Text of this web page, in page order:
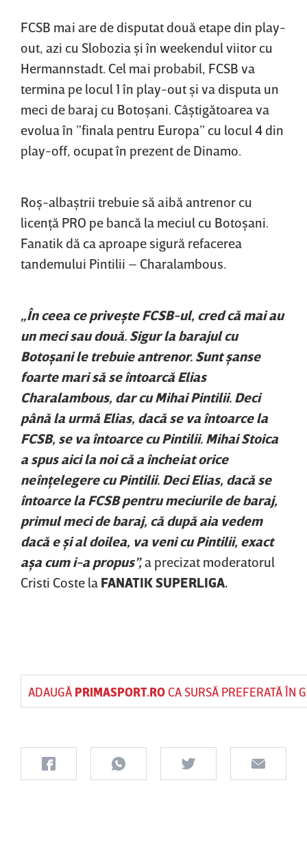
FCSB mai are de disputat două etape din play-
out, azi cu Slobozia şi în weekendul viitor cu
Hermannstadt. Cel mai probabil, FCSB va
termina pe locul 1 în play-out şi va disputa un
meci de baraj cu Botoşani. Câştigătoarea va
evolua în ”finala pentru Europa” cu locul 4 din
play-off, ocupat în prezent de Dinamo.
Roş-albaştrii trebuie să aibă antrenor cu
licenţă PRO pe bancă la meciul cu Botoşani.
Fanatik dă ca aproape sigură refacerea
tandemului Pintilii – Charalambous.
„În ceea ce priveşte FCSB-ul, cred că mai au
un meci sau două. Sigur la barajul cu
Botoşani le trebuie antrenor. Sunt şanse
foarte mari să se întoarcă Elias
Charalambous, dar cu Mihai Pintilii. Deci
până la urmă Elias, dacă se va întoarce la
FCSB, se va întoarce cu Pintilii. Mihai Stoica
a spus aici la noi că a încheiat orice
neînţelegere cu Pintilii. Deci Elias, dacă se
întoarce la FCSB pentru meciurile de baraj,
primul meci de baraj, că după aia vedem
dacă e şi al doilea, va veni cu Pintilii, exact
aşa cum i-a propus”,a precizat moderatorul
Cristi Coste la FANATIK SUPERLIGA.
ADAUGĂ PRIMASPORT.ROCA SURSĂ PREFERATĂ ÎN